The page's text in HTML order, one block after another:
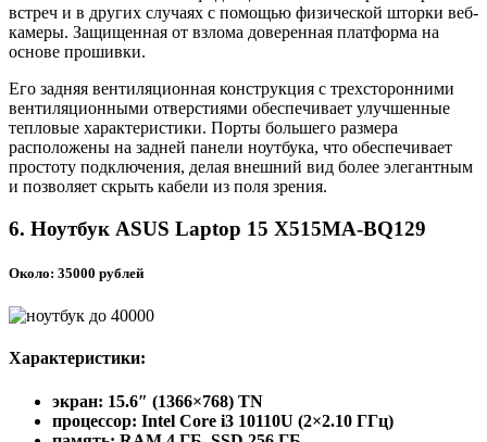
встреч и в других случаях с помощью физической шторки веб-
камеры. Защищенная от взлома доверенная платформа на
основе прошивки.
Его задняя вентиляционная конструкция с трехсторонними
вентиляционными отверстиями обеспечивает улучшенные
тепловые характеристики. Порты большего размера
расположены на задней панели ноутбука, что обеспечивает
простоту подключения, делая внешний вид более элегантным
и позволяет скрыть кабели из поля зрения.
6. Ноутбук ASUS Laptop 15 X515MA-BQ129
Около: 35000 рублей
Характеристики:
экран: 15.6″ (1366×768) TN
процессор: Intel Core i3 10110U (2×2.10 ГГц)